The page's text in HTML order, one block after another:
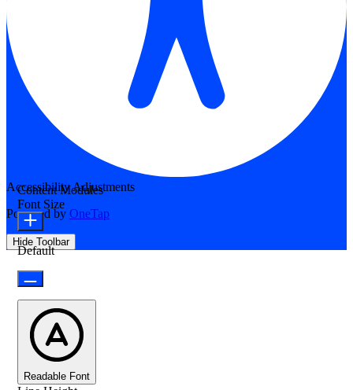
Accessibility Adjustments
Powered by OneTap
Hide Toolbar
Content Modules
Font Size
Default
Readable Font